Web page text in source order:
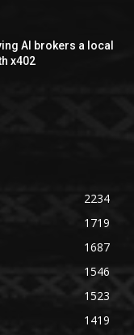
AI brokers a local
x402
2234
1719
1687
1546
1523
1419